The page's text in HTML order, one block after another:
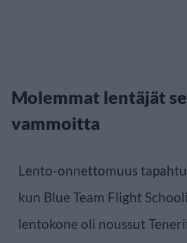
Molemmat lentäjät
vammoitta
Lento-onnettomuus
kun Blue Team Flight
lentokone oli noussut